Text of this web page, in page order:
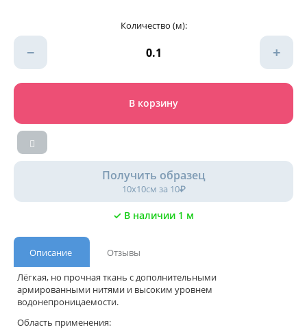
Количество (м):
− +
В корзину
Получить образец
10х10см за 10₽
✓ В наличии 1 м
Описание
Отзывы
Лёгкая, но прочная ткань с дополнительными
армированными нитями и высоким уровнем
водонепроницаемости.
Область применения: